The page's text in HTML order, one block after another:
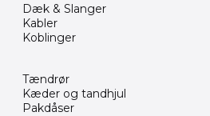
Dæk & Slanger
Kabler
Koblinger
Tændrør
Kæder og tandhjul
Pakdåser